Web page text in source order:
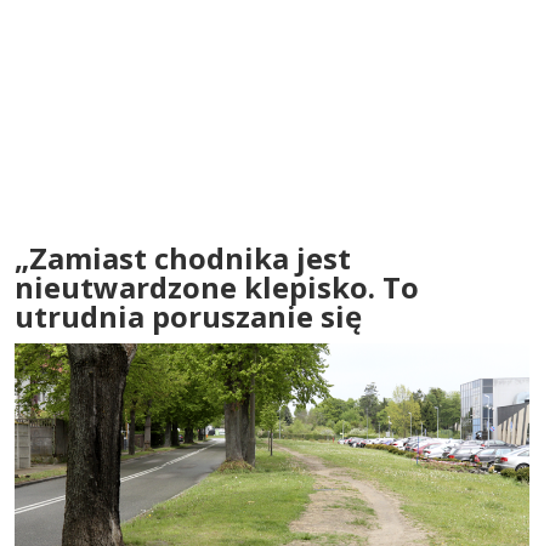
„Zamiast chodnika jest
nieutwardzone klepisko. To
utrudnia poruszanie się